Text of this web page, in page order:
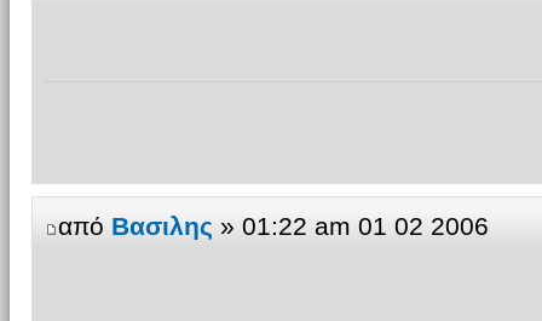
από Βασιλης » 01:22 am 01 02 2006